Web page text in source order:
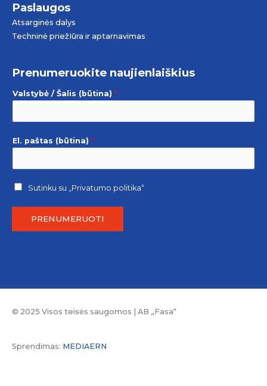
Paslaugos
Atsarginės dalys
Techninė priežIūra ir aptarnavimas
Prenumeruokite naujienlaiškius
Valstybė / Šalis (būtina) *
El. paštas (būtina) *
Sutinku su „Privatumo politika“
PRENUMERUOTI
© 2025 Visos teisės saugomos | AB „Fasa“
Sprendimas: MEDIAERN